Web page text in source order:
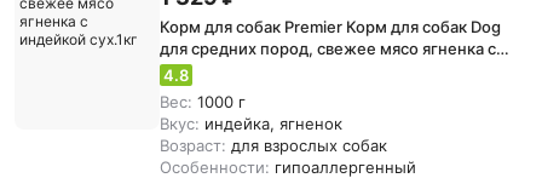
Корм для собак Premier Корм для собак Dog
для средних пород, свежее мясо ягненка с
индейкой сух.1кг
4.8
Вес: 1000 г
Вкус: индейка, ягненок
Возраст: для взрослых собак
Особенности: гипоаллергенный